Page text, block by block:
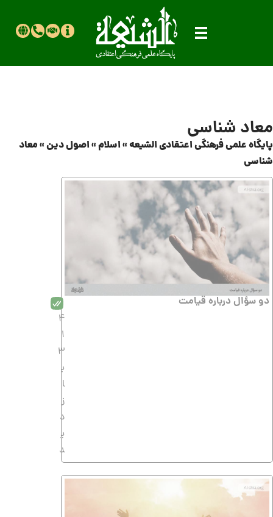
معاد شناسی
پایگاه علمی فرهنگی اعتقادی الشیعه»اسلام»اصول دین»معاد
شناسی
دو سؤال درباره قیامت
4
1
3
ب
ا
ز
د
ی
د